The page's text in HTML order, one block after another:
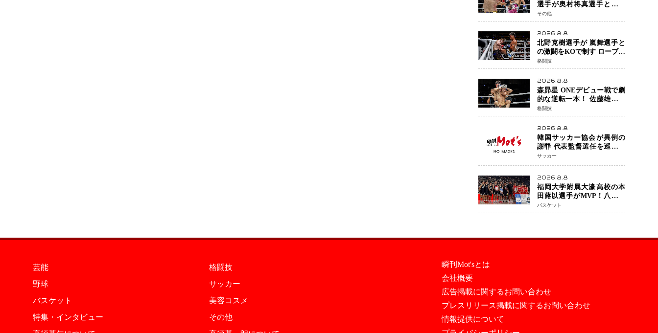
選手が奥村将真選手との接
戦を制す カウンターと正確
な打撃で判定勝利
その他
2026.8.8
北野克樹選手が 嵐舞選手と
の激闘をKOで制す ローブロ
ーが相次ぐ波乱の展開…涙
の勝利「生まれてくる娘の
ために750万円を使いたい」
格闘技
2026.8.8
森昴星 ONEデビュー戦で劇
的な逆転一本！ 佐藤雄介の
強烈な打撃を耐え抜き、リ
アネイキッドチョークで勝
利
格闘技
2026.8.8
韓国サッカー協会が異例の
謝罪 代表監督選任を巡る疑
惑など相次ぐ問題「組織の
刷新」誓う
サッカー
2026.8.8
福岡大学附属大濠高校の本
田蕗以選手がMVP！八村塁
主宰「BLACK SAMURAI
SUMMIT 2026」で存在感
バスケット
芸能
格闘技
野球
サッカー
バスケット
美容コスメ
特集・インタビュー
その他
瞬刊Mot'sとは
会社概要
広告掲載に関するお問い合わせ
プレスリリース掲載に関するお問い合わせ
情報提供について